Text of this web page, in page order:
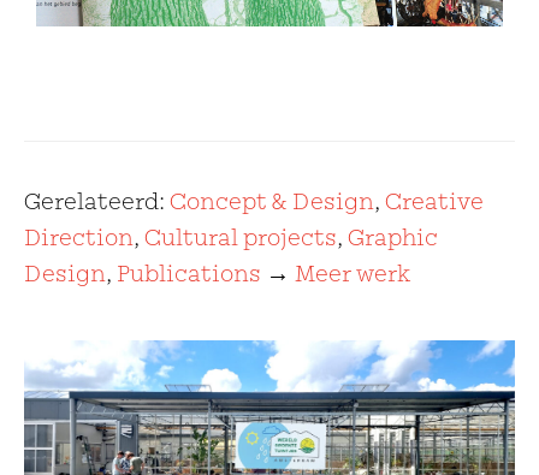
Gerelateerd: Concept & Design, Creative
Direction, Cultural projects, Graphic
Design, Publications → Meer werk